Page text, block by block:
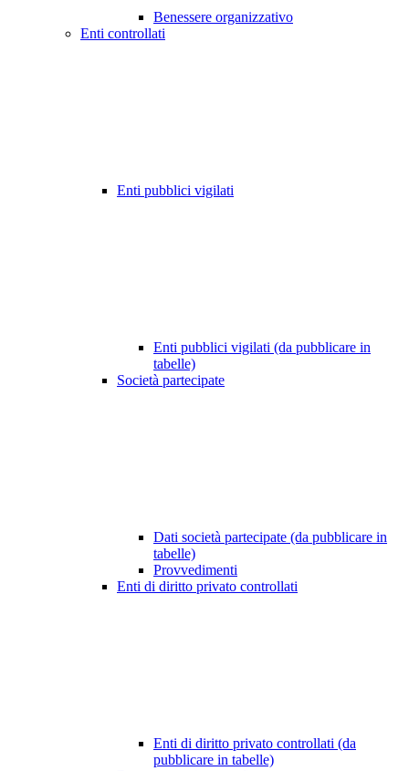
Benessere organizzativo
Enti controllati
Enti pubblici vigilati
Enti pubblici vigilati (da pubblicare in
tabelle)
Società partecipate
Dati società partecipate (da pubblicare in
tabelle)
Provvedimenti
Enti di diritto privato controllati
Enti di diritto privato controllati (da
pubblicare in tabelle)